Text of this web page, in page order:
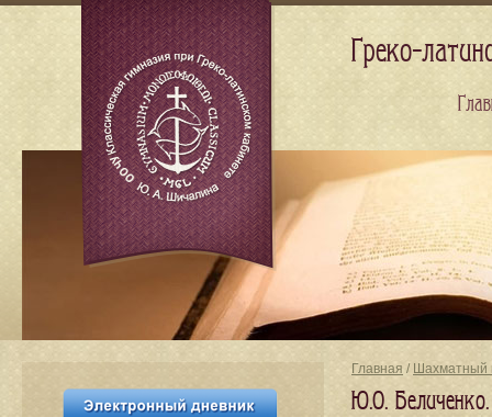
Главная / Шахматный
Ю.О.
Греко-